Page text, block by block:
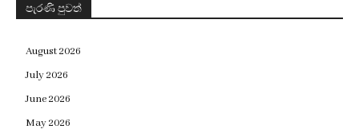
පැරණි පුවත්
August 2026
July 2026
June 2026
May 2026